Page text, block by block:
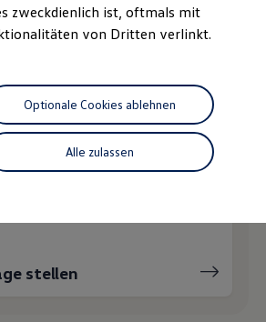
entdecken
Kollektion
Kollektion
buchen
stellen
zweckdienlich ist, oftmals mit
von Dritten verlinkt.
Alle zulassen
Optionale Cookies ablehnen